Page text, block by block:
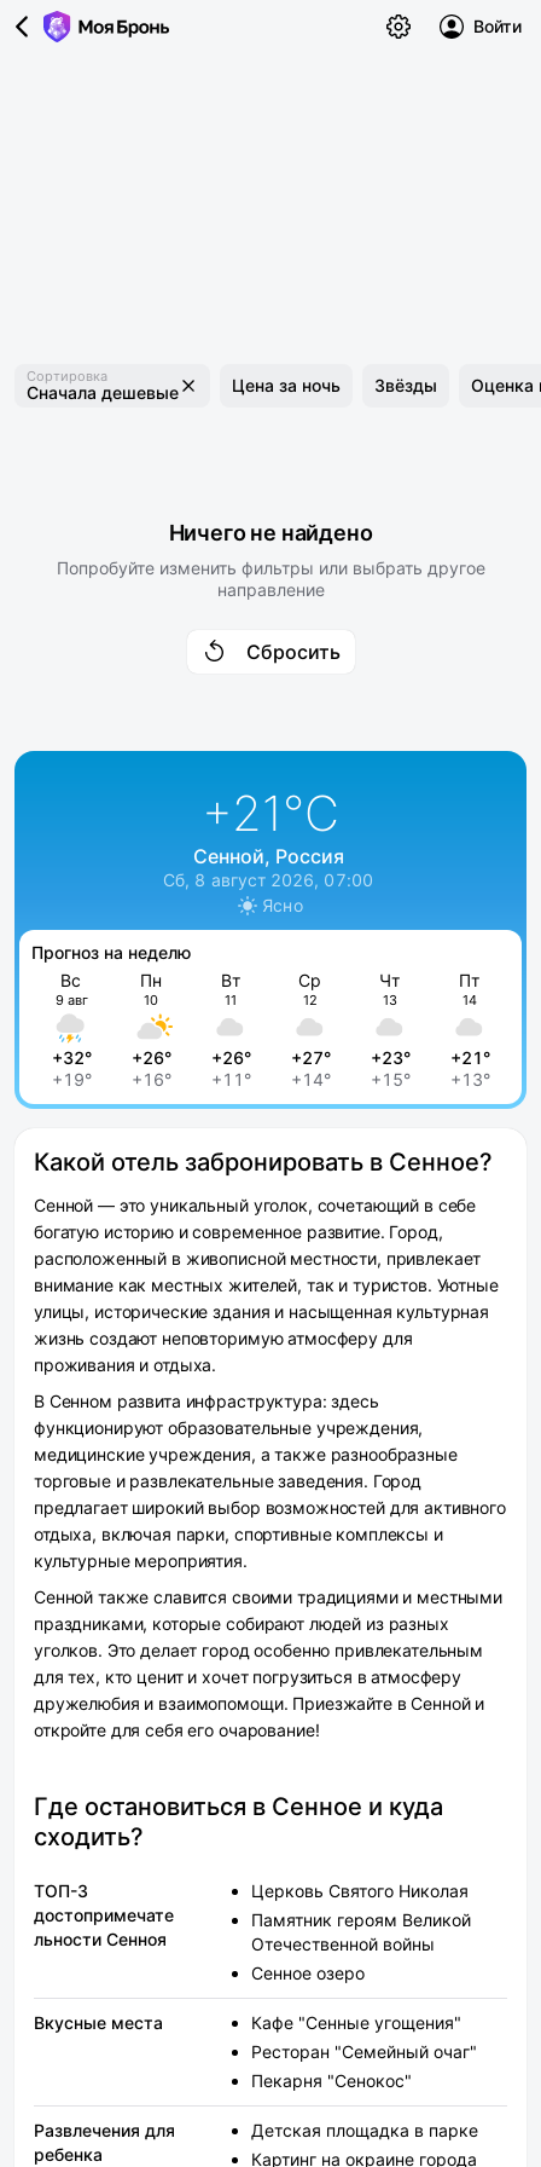
Войти
Сортировка
Сначала дешевые Цена за ночь Звёзды Оценка
Ничего не найдено
Попробуйте изменить фильтры или выбрать другое
направление
Сбросить
+21°C
Сенной, Россия
Сб, 8 август 2026, 07:00
Ясно
Прогноз на неделю
Вс
9 авг
+32°
+19°
Пн
10
+26°
+16°
Вт
11
+26°
+11°
Ср
12
+27°
+14°
Чт
13
+23°
+15°
Пт
14
+21°
+13°
Какой отель забронировать в Сенное?
Сенной — это уникальный уголок, сочетающий в себе
богатую историю и современное развитие. Город,
расположенный в живописной местности, привлекает
внимание как местных жителей, так и туристов. Уютные
улицы, исторические здания и насыщенная культурная
жизнь создают неповторимую атмосферу для
проживания и отдыха.
В Сенном развита инфраструктура: здесь
функционируют образовательные учреждения,
медицинские учреждения, а также разнообразные
торговые и развлекательные заведения. Город
предлагает широкий выбор возможностей для активного
отдыха, включая парки, спортивные комплексы и
культурные мероприятия.
Сенной также славится своими традициями и местными
праздниками, которые собирают людей из разных
уголков. Это делает город особенно привлекательным
для тех, кто ценит и хочет погрузиться в атмосферу
дружелюбия и взаимопомощи. Приезжайте в Сенной и
откройте для себя его очарование!
Где остановиться в Сенное и куда
сходить?
ТОП-3
достопримечате
льности Сенноя
Церковь Святого Николая
Памятник героям Великой
Отечественной войны
Сенное озеро
Вкусные места
Кафе "Сенные угощения"
Ресторан "Семейный очаг"
Пекарня "Сенокос"
Развлечения для
ребенка
Детская площадка в парке
Картинг на окраине города